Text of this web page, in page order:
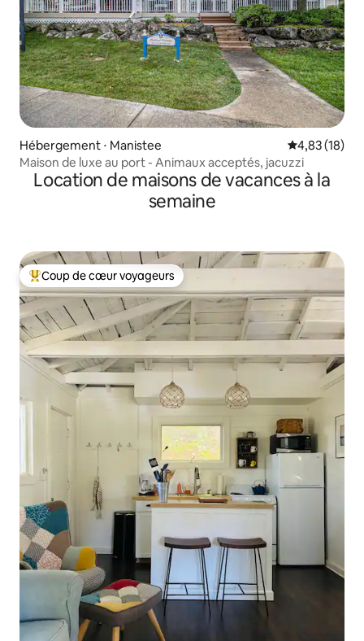
Hébergement ⋅ Manistee Évaluation
4,83 (18)
Maison de luxe au port - Animaux acceptés, jacuzzi
Location de maisons de vacances à la
semaine
Coups de cœur voyageurs les plus appréciés
Coup de cœur voyageurs